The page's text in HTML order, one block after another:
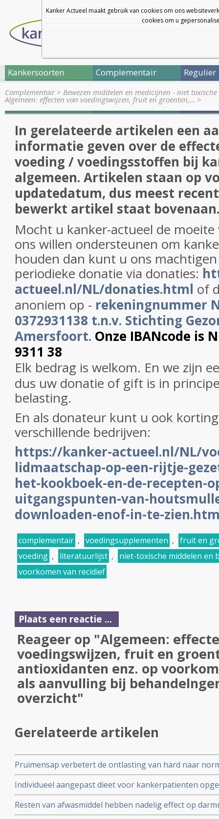
Kanker Actueel maakt gebruik van cookies om ons
cookies om u
Kankersoorten Complementair Regulier
Complementair> Bewezen middelen en medicijnen - niet
Algemeen: effecten van voedingswijzen, fruit en groenten,… >
In gerelateerde artikelen een
informatie geven over de
voeding / voedingsstoffen bij
algemeen. Artikelen staan op
updatedatum, dus meest
bewerkt artikel staat bovenaan.
Mocht u kanker-actueel de
ons willen ondersteunen om
houden dan kunt u ons
periodieke donatie via donaties:
actueel.nl/NL/donaties.html of
anoniem op - rekeningnummer
0372931138 t.n.v. Stichting
Amersfoort. Onze IBANcode is
9311 38
Elk bedrag is welkom. En we zijn
dus uw donatie of gift is in
belasting.
En als donateur kunt u ook
verschillende bedrijven:
https://kanker-actueel.nl/NL/
lidmaatschap-op-een-rijtje-
het-kookboek-en-de-recepten-
uitgangspunten-van-
downloaden-enof-in-te-
complementair , voedingsupplementen , fruit en
voeding , literatuurlijst ,
niet-toxische middelen en
voorkomen van recidief
Plaats een reactie ...
Reageer op "Algemeen:
voedingswijzen, fruit en
antioxidanten enz. op
als aanvulling bij
overzicht"
Gerelateerde artikelen
Pruimensap verbetert de ontlasting van hard naar
van constipatie zonder buikpijn en kan daarom
en veilige natuurlijke voedingsbehandeling voor
Individueel aangepast dieet voor kankerpatienten
veel minder sterfgevallen (36 vs 50) binnen half jaar in
ziekenhuiseten
Resten van afwasmiddel hebben nadelig effect op